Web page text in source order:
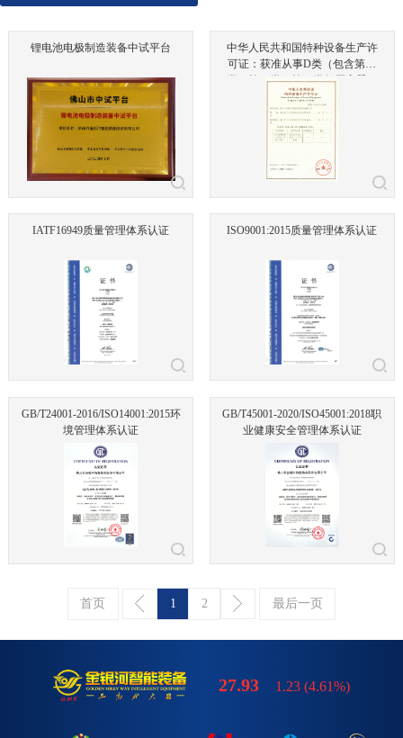
锂电池电极制造装备中试平台
中华人民共和国特种设备生产许
可证：获准从事D类（包含第一
类，第二类，第三类低压容器）
压力容器生产（含设计、制造、
安装、修理、改造）
IATF16949质量管理体系认证 ISO9001:2015质量管理体系认证
GB/T24001-2016/ISO14001:2015环
境管理体系认证
GB/T45001-2020/ISO45001:2018职
业健康安全管理体系认证
首页 1 2 最后一页
27.93 1.23(4.61%)